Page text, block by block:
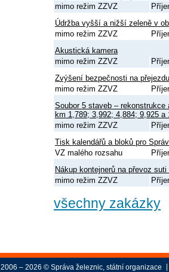
mimo režim ZZVZ
Údržba vyšší a nižší zeleně v
mimo režim ZZVZ
Akustická kamera
mimo režim ZZVZ
Zvýšení bezpečnosti na
mimo režim ZZVZ
Soubor 5 staveb –
km 1,789; 3,992; 4,884; 9,925
mimo režim ZZVZ
Tisk kalendářů a bloků pro
VZ malého rozsahu
Nákup kontejnerů na převoz
mimo režim ZZVZ
všechny zakázky
2006 – 2026 © Správa železnic, státní organizace